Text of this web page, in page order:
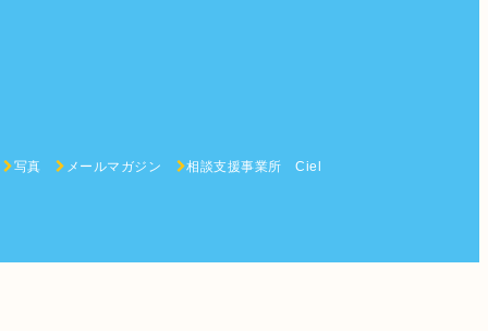
写真 メールマガジン 相談支援事業所 Ciel